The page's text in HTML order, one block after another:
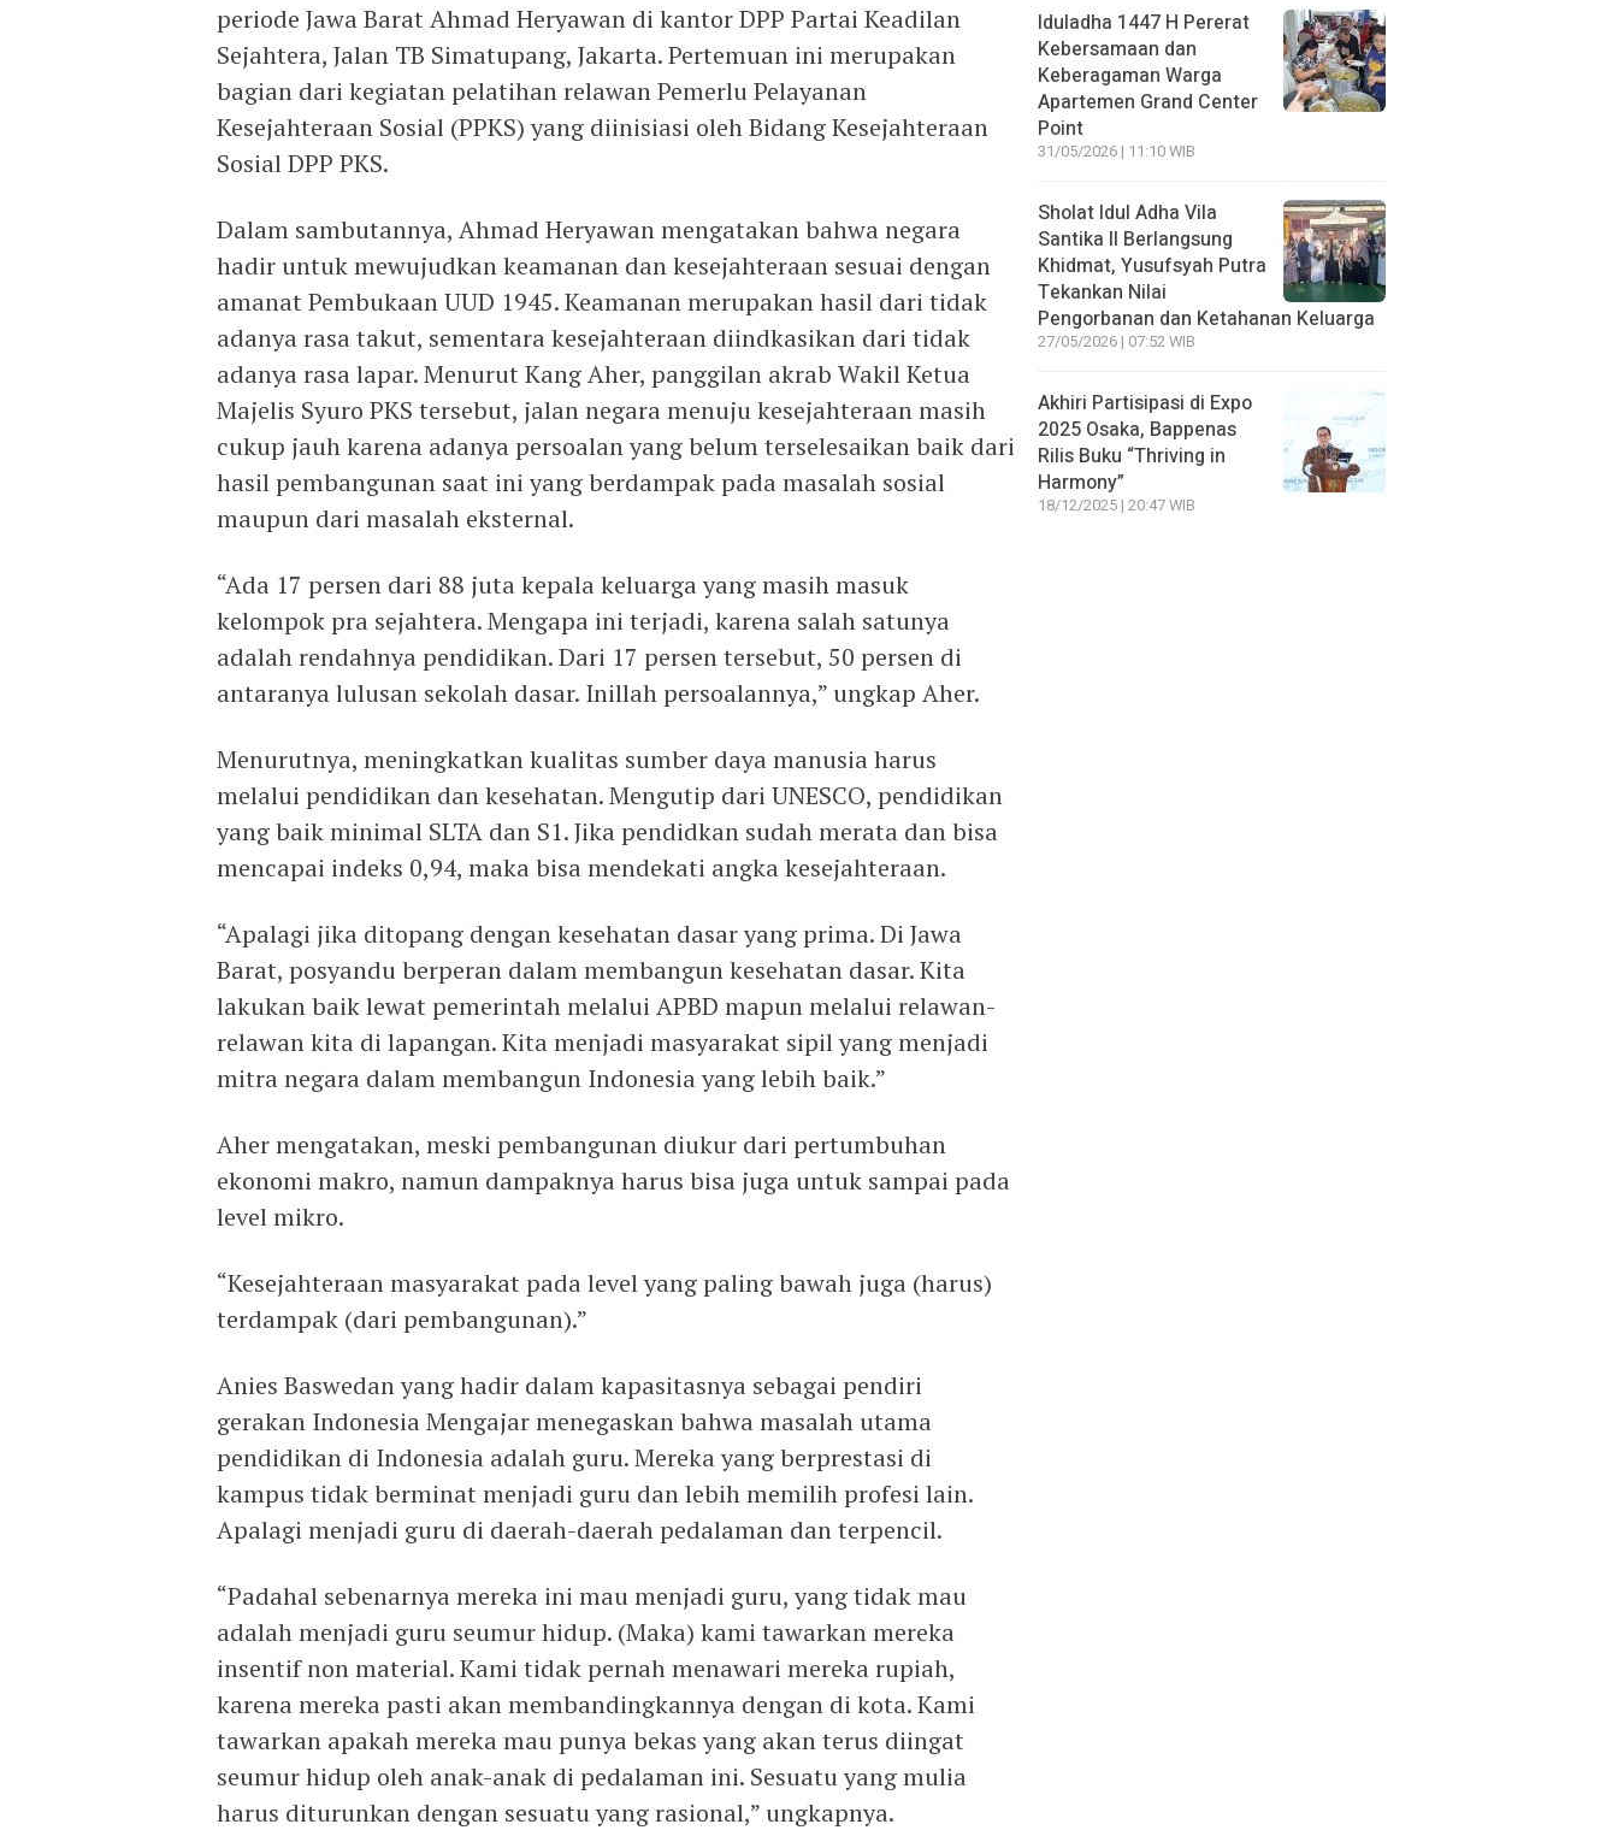
periode Jawa Barat Ahmad Heryawan di kantor DPP Partai Keadilan
Sejahtera, Jalan TB Simatupang, Jakarta. Pertemuan ini merupakan
bagian dari kegiatan pelatihan relawan Pemerlu Pelayanan
Kesejahteraan Sosial (PPKS) yang diinisiasi oleh Bidang Kesejahteraan
Sosial DPP PKS.
Dalam sambutannya, Ahmad Heryawan mengatakan bahwa negara
hadir untuk mewujudkan keamanan dan kesejahteraan sesuai dengan
amanat Pembukaan UUD 1945. Keamanan merupakan hasil dari tidak
adanya rasa takut, sementara kesejahteraan diindkasikan dari tidak
adanya rasa lapar. Menurut Kang Aher, panggilan akrab Wakil Ketua
Majelis Syuro PKS tersebut, jalan negara menuju kesejahteraan masih
cukup jauh karena adanya persoalan yang belum terselesaikan baik dari
hasil pembangunan saat ini yang berdampak pada masalah sosial
maupun dari masalah eksternal.
“Ada 17 persen dari 88 juta kepala keluarga yang masih masuk
kelompok pra sejahtera. Mengapa ini terjadi, karena salah satunya
adalah rendahnya pendidikan. Dari 17 persen tersebut, 50 persen di
antaranya lulusan sekolah dasar. Inillah persoalannya,” ungkap Aher.
Menurutnya, meningkatkan kualitas sumber daya manusia harus
melalui pendidikan dan kesehatan. Mengutip dari UNESCO, pendidikan
yang baik minimal SLTA dan S1. Jika pendidkan sudah merata dan bisa
mencapai indeks 0,94, maka bisa mendekati angka kesejahteraan.
“Apalagi jika ditopang dengan kesehatan dasar yang prima. Di Jawa
Barat, posyandu berperan dalam membangun kesehatan dasar. Kita
lakukan baik lewat pemerintah melalui APBD mapun melalui relawan-
relawan kita di lapangan. Kita menjadi masyarakat sipil yang menjadi
mitra negara dalam membangun Indonesia yang lebih baik.”
Aher mengatakan, meski pembangunan diukur dari pertumbuhan
ekonomi makro, namun dampaknya harus bisa juga untuk sampai pada
level mikro.
“Kesejahteraan masyarakat pada level yang paling bawah juga (harus)
terdampak (dari pembangunan).”
Anies Baswedan yang hadir dalam kapasitasnya sebagai pendiri
gerakan Indonesia Mengajar menegaskan bahwa masalah utama
pendidikan di Indonesia adalah guru. Mereka yang berprestasi di
kampus tidak berminat menjadi guru dan lebih memilih profesi lain.
Apalagi menjadi guru di daerah-daerah pedalaman dan terpencil.
“Padahal sebenarnya mereka ini mau menjadi guru, yang tidak mau
adalah menjadi guru seumur hidup. (Maka) kami tawarkan mereka
insentif non material. Kami tidak pernah menawari mereka rupiah,
karena mereka pasti akan membandingkannya dengan di kota. Kami
tawarkan apakah mereka mau punya bekas yang akan terus diingat
seumur hidup oleh anak-anak di pedalaman ini. Sesuatu yang mulia
harus diturunkan dengan sesuatu yang rasional,” ungkapnya.
Iduladha 1447 H Pererat
Kebersamaan dan
Keberagaman Warga
Apartemen Grand Center
Point
31/05/2026 | 11:10 WIB
Sholat Idul Adha Vila
Santika II Berlangsung
Khidmat, Yusufsyah Putra
Tekankan Nilai
Pengorbanan dan Ketahanan Keluarga
27/05/2026 | 07:52 WIB
Akhiri Partisipasi di Expo
2025 Osaka, Bappenas
Rilis Buku “Thriving in
Harmony”
18/12/2025 | 20:47 WIB